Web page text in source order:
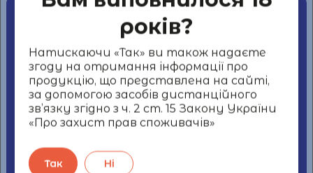
років?
Натискаючи «Так» ви також надаєте
згоду на отримання інформації про
продукцію, що представлена на сайті,
за допомогою засобів дистанційного
зв’язку згідно з ч. 2 ст. 15 Закону України
«Про захист прав споживачів»
Так Ні
Наши контакты
+38 044 339 59 18
Украина, 04053, город Киев, улица
СЕЧЕВЫХ СТРЕЛЬЦОВ, дом 11-А